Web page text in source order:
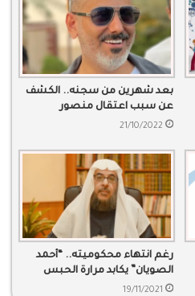
بعد شهرين من سجنه.. الكشف
عن سبب اعتقال منصور
البلوشي
21/10/2022
رغم انتهاء محكوميته.. “أحمد
الصويان” يكابد مرارة الحبس
التعسفي
19/11/2021